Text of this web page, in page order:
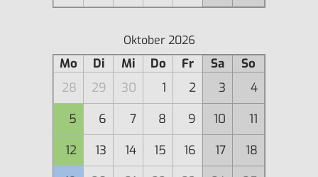
Oktober 2026
Mo Di Mi Do Fr Sa
So
28
29 30 1 2 3
4
5
6 7 8 9 10
11
12
13 14 15 16 17
18